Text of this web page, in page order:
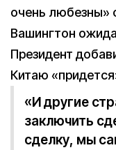
очень любезны»
Вашингтон
Президент
Китаю
«И другие
заключить
сделку, мы